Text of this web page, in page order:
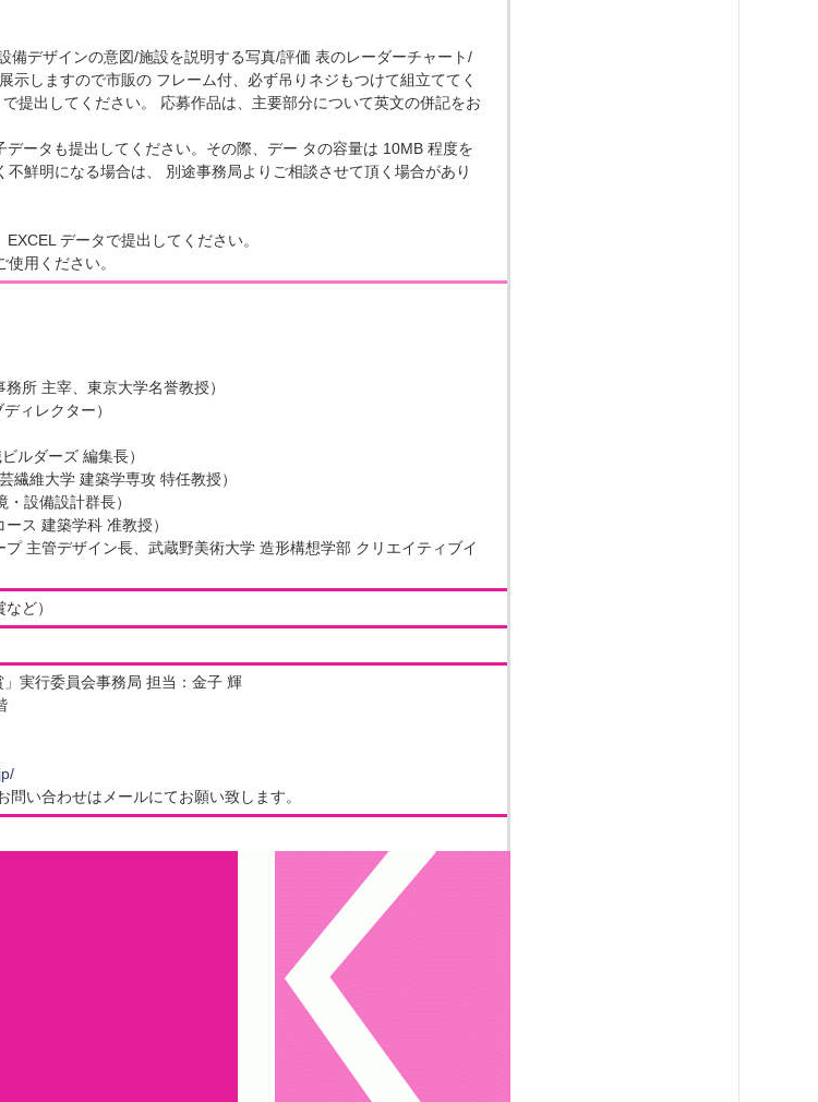
備デザインの意図/施設を説明する写真/評価 表のレーダーチャート/
示しますので市販の フレーム付、必ず吊りネジもつけて組立ててく
提出してください。 応募作品は、主要部分について英文の併記をお
データも提出してください。その際、デー タの容量は 10MB 程度を
鮮明になる場合は、 別途事務局よりご相談させて頂く場合があり
データで提出してください。
用ください。
所 主宰、東京大学名誉教授）
ィレクター）
ルダーズ 編集長）
繊維大学 建築学専攻 特任教授）
設備設計群長）
ス 建築学科 准教授）
主管デザイン長、武蔵野美術大学 造形構想学部 クリエイティブイ
ど）
実行委員会事務局 担当：金子 輝
い合わせはメールにてお願い致します。